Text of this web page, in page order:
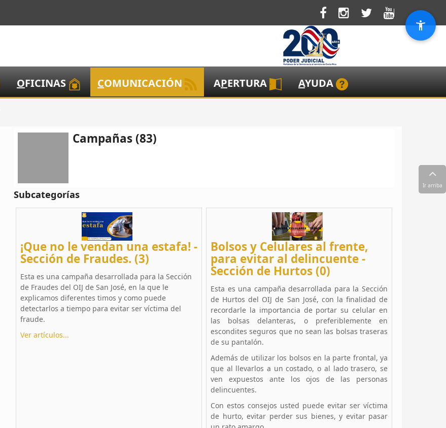
OFICINAS COMUNICACIÓN APERTURA AYUDA
Campañas (83)
Subcategorías
¡Que no le vendan una estafa! -
Sección de Fraudes. (3)
Esta es una campaña desarrollada para la Sección
de Fraudes del OIJ de San José, en la que le
explicamos diferentes timos y como puede
detectarlos a tiempo para evitar ser víctima del
fraude.
Ver artículos...
Bolsos y Celulares al frente,
para evitar al delincuente -
Sección de Hurtos (0)
Esta es una campaña desarrollada para la Sección
de Hurtos del OIJ de San José, con la finalidad de
recordarle la importancia de portar su celular en
las bolsas delanteras, o preferiblemente en
escondites seguros que no sean las bolsas traseras
de su pantalón.
Además de utilizar los bolsos en la parte frontal, ya
que al llevarlos a un costado, o al lado trasero, se
ven expuestos ante los ojos de las personas
delincuentes.
Con estos consejos usted puede evitar ser víctima
de hurto, evitar perder sus bienes, y evitar pasar
Ir arriba